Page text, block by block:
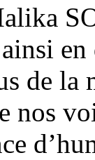
de la
nos